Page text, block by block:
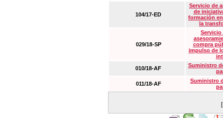
104/17-ED
Servicio de
de
formación
la
029/18-SP
Servicio
compra
impulso de
010/18-AF
Suministro
011/18-AF
Suministro